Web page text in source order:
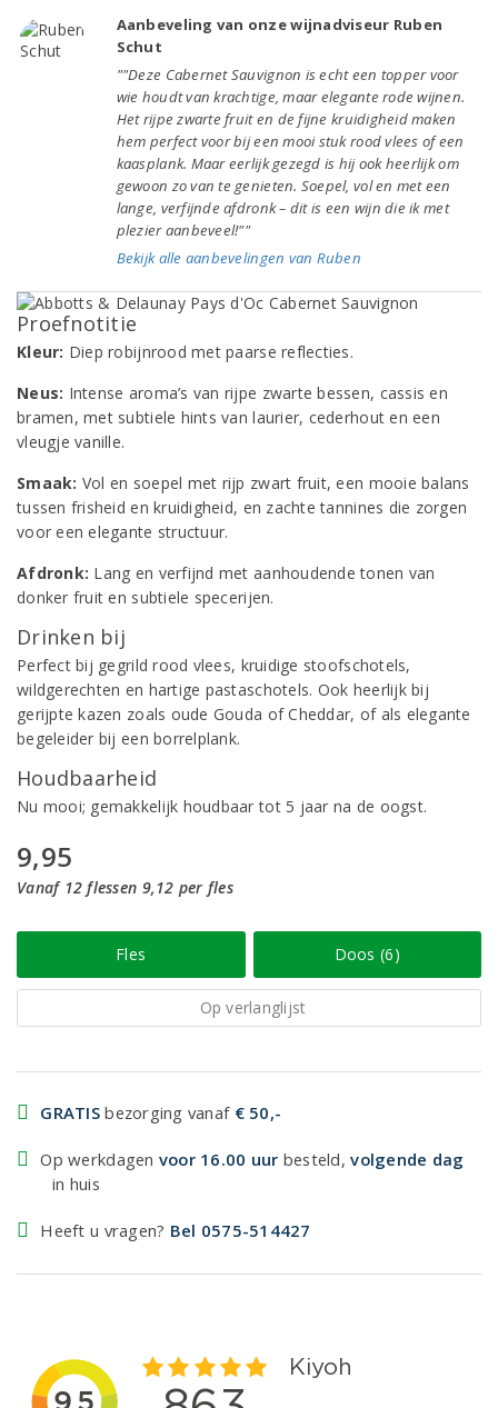
Aanbeveling van onze wijnadviseur Ruben
Schut
""Deze Cabernet Sauvignon is echt een topper voor
wie houdt van krachtige, maar elegante rode wijnen.
Het rijpe zwarte fruit en de fijne kruidigheid maken
hem perfect voor bij een mooi stuk rood vlees of een
kaasplank. Maar eerlijk gezegd is hij ook heerlijk om
gewoon zo van te genieten. Soepel, vol en met een
lange, verfijnde afdronk – dit is een wijn die ik met
plezier aanbeveel!""
Bekijk alle aanbevelingen van Ruben
Proefnotitie
Kleur: Diep robijnrood met paarse reflecties.
Neus: Intense aroma’s van rijpe zwarte bessen, cassis en
bramen, met subtiele hints van laurier, cederhout en een
vleugje vanille.
Smaak: Vol en soepel met rijp zwart fruit, een mooie balans
tussen frisheid en kruidigheid, en zachte tannines die zorgen
voor een elegante structuur.
Afdronk: Lang en verfijnd met aanhoudende tonen van
donker fruit en subtiele specerijen.
Drinken bij
Perfect bij gegrild rood vlees, kruidige stoofschotels,
wildgerechten en hartige pastaschotels. Ook heerlijk bij
gerijpte kazen zoals oude Gouda of Cheddar, of als elegante
begeleider bij een borrelplank.
Houdbaarheid
Nu mooi; gemakkelijk houdbaar tot 5 jaar na de oogst.
9,95
Vanaf 12 flessen 9,12 per fles
Fles Doos (6)
Op verlanglijst
GRATIS bezorging vanaf € 50,-
Op werkdagen voor 16.00 uur besteld,volgende dag
in huis
Heeft u vragen? Bel 0575-514427